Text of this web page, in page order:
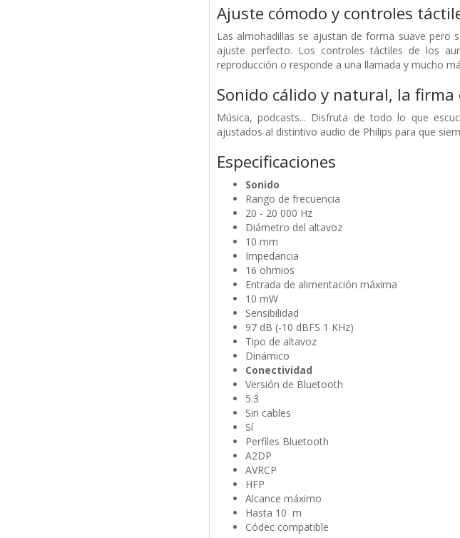
Ajuste cómodo y controles
Las almohadillas se ajustan de forma suave pero
ajuste perfecto. Los controles táctiles de los
reproducción o responde a una llamada y mucho
Sonido cálido y natural, la
Música, podcasts... Disfruta de todo lo que
ajustados al distintivo audio de Philips para que
Especificaciones
Sonido
Rango de frecuencia
20 - 20 000 Hz
Diámetro del altavoz
10 mm
Impedancia
16 ohmios
Entrada de alimentación máxima
10 mW
Sensibilidad
97 dB (-10 dBFS 1 KHz)
Tipo de altavoz
Dinámico
Conectividad
Versión de Bluetooth
5.3
Sin cables
Sí
Perfiles Bluetooth
A2DP
AVRCP
HFP
Alcance máximo
Hasta 10 m
Códec compatible